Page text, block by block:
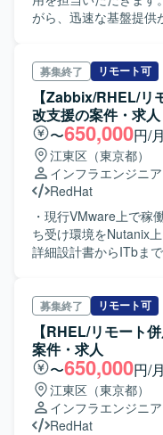
がら、迅速な基盤提供
募集終了 リモート可
【Zabbix/RHEL/リ
改支援の案件・求人
〜650,000円/月
江東区（東京都）
インフラエンジニア
RedHat
・現行VMware上で稼
ち受け環境をNutanix
詳細設計書からITbまで
募集終了 リモート可
【RHEL/リモート
案件・求人
〜650,000円/月
江東区（東京都）
インフラエンジニア
RedHat